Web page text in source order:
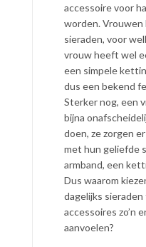
accessoire voor
worden.
sieraden, voor
vrouw heeft wel
een simpele
dus een bekend
Sterker nog, een
bijna
doen, ze zorgen
met hun geliefde
armband, een
Dus waarom
dagelijks
accessoires zo’n
aanvoelen?